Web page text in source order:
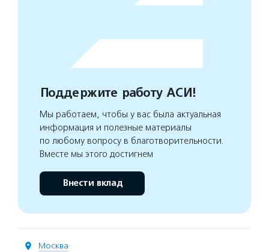
Поддержите работу АСИ!
Мы работаем, чтобы у вас была актуальная
информация и полезные материалы
по любому вопросу в благотворительности.
Вместе мы этого достигнем
Внести вклад
Москва